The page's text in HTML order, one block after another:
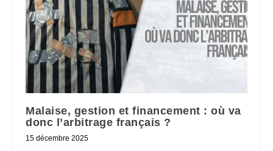
Malaise, gestion et financement : où va
donc l’arbitrage français ?
15 décembre 2025